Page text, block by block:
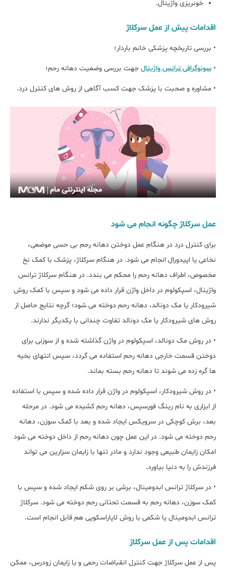
خونریزی واژینال.
اقدامات پیش از عمل سرکلاژ
• بررسی تاریخچه پزشکی خانم باردار؛
• سونوگرافی ترانس واژینال جهت بررسی وضعیت دهانه رحم؛
• مشاوره و صحبت با پزشک جهت کسب آگاهی از روش های کنترل درد.
عمل سرکلاژ چگونه انجام می شود
برای کنترل درد در هنگام عمل دوختن دهانه رحم بی حسی موضعی،
نخاعی یا اپیدورال انجام می شود. در هنگام سرکلاژ، پزشک با کمک نخ
مخصوص، اطراف دهانه رحم را محکم می بندد. در هنگام سرکلاژ ترانس
واژینال، اسپکولوم در داخل واژن قرار داده می شود و سپس با کمک روش
شیرودکار یا مک دونالد، دهانه رحم دوخته می شود؛ گرچه نتایج حاصل از
روش های شیرودکار یا مک دونالد تفاوت چندانی با یکدیگر ندارند.
• در روش مک دونالد، اسپکولوم در واژن گذاشته شده و از سوزنی برای
دوختن قسمت خارجی دهانه رحم استفاده می گردد، سپس انتهای بخیه
ها گره زده می شوند تا دهانه رحم بسته بماند.
• در روش شیرودکار، اسپکولوم در واژن قرار داده شده و سپس با استفاده
از ابزاری به نام رینگ فورسپس، دهانه رحم کشیده می شود. در مرحله
بعد، برش کوچکی در سرویکس ایجاد شده و بعد با کمک سوزن، دهانه
رحم دوخته می شود. در این عمل چون دهانه رحم از داخل دوخته می شود
امکان زایمان طبیعی وجود ندارد و مادر تنها با زایمان سزارین می تواند
فرزندش را به دنیا بیاورد.
• در سرکلاژ ترانس ابدومینال، برشی بر روی شکم ایجاد شده و سپس با
کمک سوزن، دهانه رحم به قسمت تحتانی رحم دوخته می شود. سرکلاژ
ترانس ابدومینال یا شکمی با روش لاپاراسکوپی هم قابل انجام است.
اقدامات پس از عمل سرکلاژ
پس از عمل سرکلاژ جهت کنترل انقباضات رحمی و یا زایمان زودرس، ممکن